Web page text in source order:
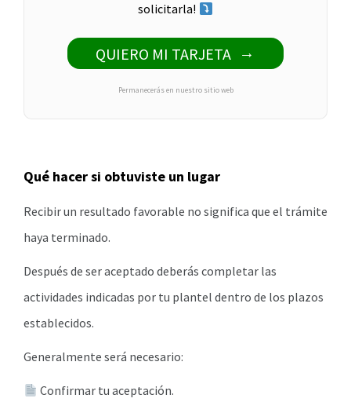
solicitarla!
QUIERO MI TARJETA
Permanecerás en nuestro sitio web
Qué hacer si obtuviste un lugar
Recibir un resultado favorable no significa que el trámite
haya terminado.
Después de ser aceptado deberás completar las
actividades indicadas por tu plantel dentro de los plazos
establecidos.
Generalmente será necesario:
Confirmar tu aceptación.